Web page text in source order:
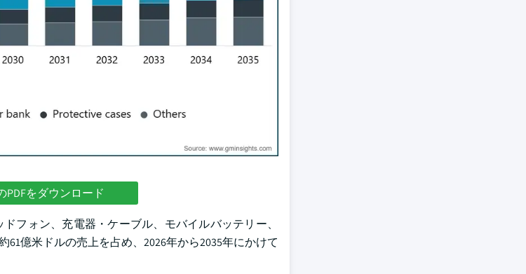
PDFをダウンロード
フォン、充電器・ケーブル、モバイルバッテリー、
億米ドルの売上を占め、2026年から2035年にかけて